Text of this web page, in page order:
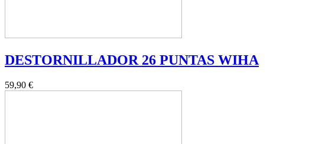
DESTORNILLADOR 26 PUNTAS WIHA
59,90 €